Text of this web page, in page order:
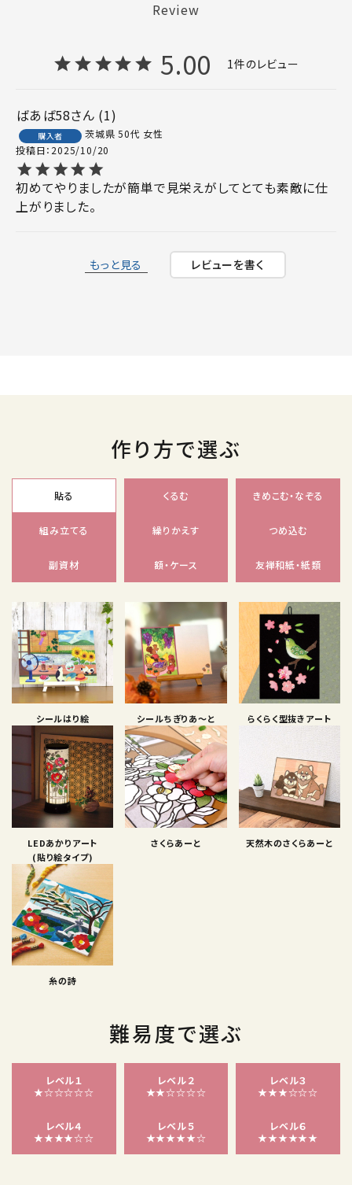
Review
5.00 1
ばあば58 1
購入者 茨城県 50代 女性
投稿日 2025/10/20
初めてやりましたが簡単で見栄えがしてとても素敵に仕
上がりました。
もっと見る レビューを書く
作り方で選ぶ
貼る くるむ きめこむ・なぞる
組み立てる 繰りかえす つめ込む
副資材 額・ケース 友禅和紙・紙類
シールはり絵 シールちぎりあ〜と らくらく型抜きアート
LEDあかりアート
(貼り絵タイプ)
さくらあーと 天然木のさくらあーと
糸の詩
難易度で選ぶ
レベル１
★☆☆☆☆☆
レベル２
★★☆☆☆☆
レベル３
★★★☆☆☆
レベル４
★★★★☆☆
レベル５
★★★★★☆
レベル６
★★★★★★